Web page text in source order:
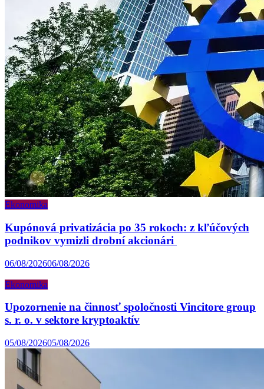
Ekonomika
Kupónová privatizácia po 35 rokoch: z kľúčových
podnikov vymizli drobní akcionári
06/08/202606/08/2026
Ekonomika
Upozornenie na činnosť spoločnosti Vincitore group
s. r. o. v sektore kryptoaktív
05/08/202605/08/2026